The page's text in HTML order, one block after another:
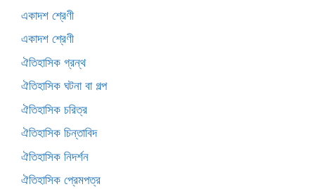
একাদশ শ্রেণী
একাদশ শ্রেণী
ঐতিহাসিক গ্রন্থ
ঐতিহাসিক ঘটনা বা গল্প
ঐতিহাসিক চরিত্র
ঐতিহাসিক চিন্তাবিদ
ঐতিহাসিক নিদর্শন
ঐতিহাসিক প্রেমপত্র